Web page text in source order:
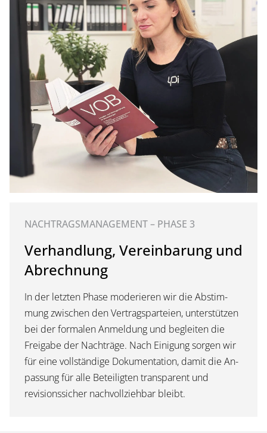
NACHTRAGSMANAGEMENT – PHASE 3
Verhandlung, Vereinbarung und
Abrechnung
In der letz­ten Pha­se mo­de­rie­ren wir die Ab­stim­
mung zwi­schen den Ver­trags­par­tei­en, un­ter­stüt­zen
bei der for­ma­len An­mel­dung und be­glei­ten die
Frei­ga­be der Nach­trä­ge. Nach Ei­ni­gung sor­gen wir
für ei­ne voll­stän­di­ge Do­ku­men­ta­ti­on, da­mit die An­
pas­sung für al­le Be­tei­lig­ten trans­pa­rent und
revisionssicher nachvollziehbar bleibt.